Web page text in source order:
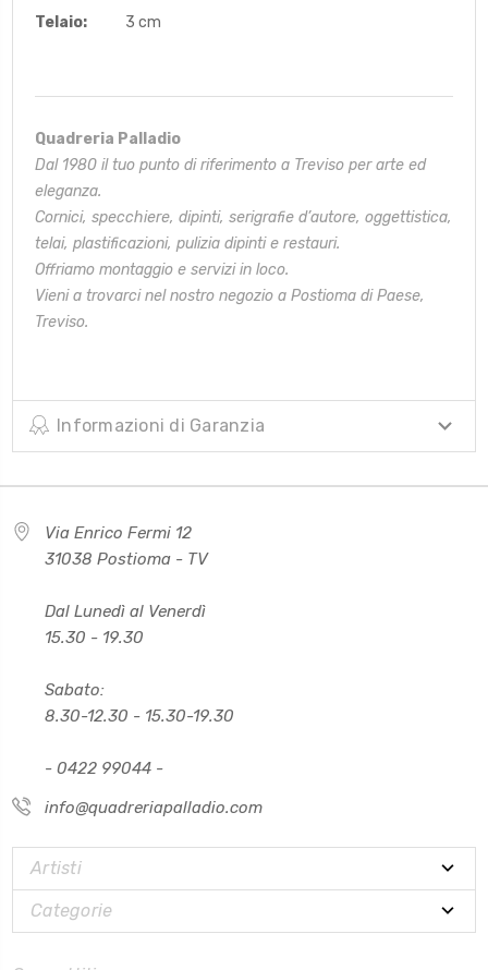
Telaio:
3 cm
Quadreria Palladio
Dal 1980 il tuo punto di riferimento a Treviso per arte ed
eleganza.
Cornici, specchiere, dipinti, serigrafie d’autore, oggettistica,
telai, plastificazioni, pulizia dipinti e restauri.
Offriamo montaggio e servizi in loco.
Vieni a trovarci nel nostro negozio a Postioma di Paese,
Treviso.
Informazioni di Garanzia
Via Enrico Fermi 12
31038 Postioma - TV
Dal Lunedì al Venerdì
15.30 - 19.30
Sabato:
8.30-12.30 - 15.30-19.30
- 0422 99044 -
info@quadreriapalladio.com
Artisti
Categorie